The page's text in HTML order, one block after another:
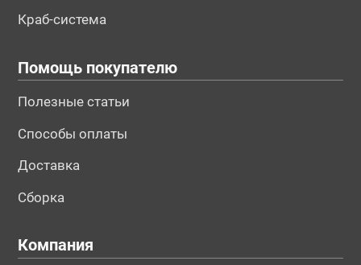
Краб-система
Помощь покупателю
Полезные статьи
Способы оплаты
Доставка
Сборка
Компания